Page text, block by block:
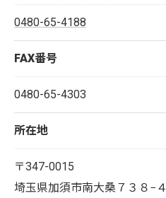
0480-65-4188
FAX番号
0480-65-4303
所在地
〒347-0015
埼玉県加須市南大桑７３８−４